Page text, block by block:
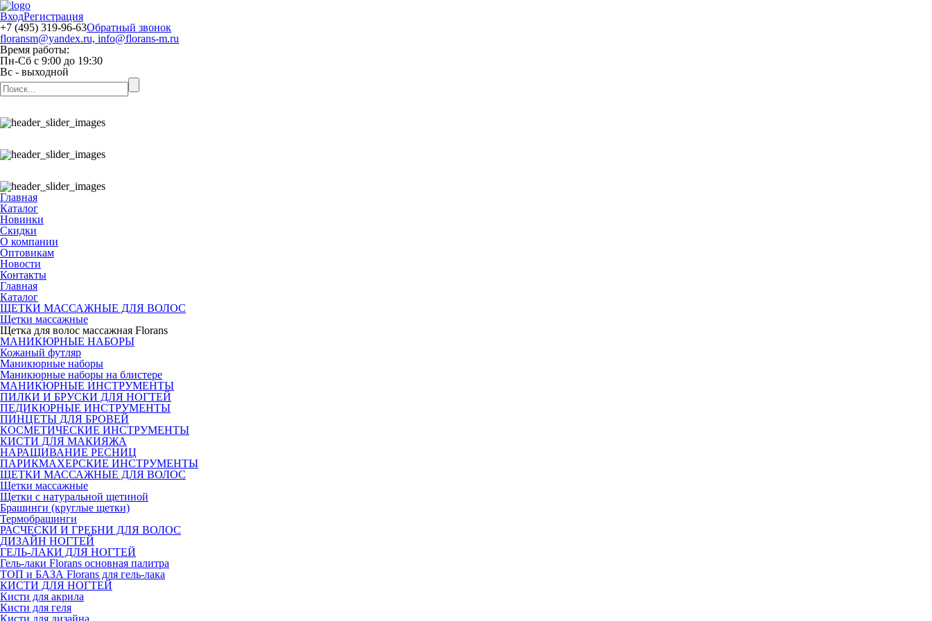
ВходРегистрация
+7 (495) 319-96-63Обратный звонок
floransm@yandex.ru, info@florans-m.ru
Время работы:
Пн-Сб с 9:00 до 19:30
Вс - выходной
Главная
Каталог
Новинки
Скидки
О компании
Оптовикам
Новости
Контакты
Главная
Каталог
ЩЕТКИ МАССАЖНЫЕ ДЛЯ ВОЛОС
Щетки массажные
Щетка для волос массажная Florans
МАНИКЮРНЫЕ НАБОРЫ
Кожаный футляр
Маникюрные наборы
Маникюрные наборы на блистере
МАНИКЮРНЫЕ ИНСТРУМЕНТЫ
ПИЛКИ И БРУСКИ ДЛЯ НОГТЕЙ
ПЕДИКЮРНЫЕ ИНСТРУМЕНТЫ
ПИНЦЕТЫ ДЛЯ БРОВЕЙ
КОСМЕТИЧЕСКИЕ ИНСТРУМЕНТЫ
КИСТИ ДЛЯ МАКИЯЖА
НАРАЩИВАНИЕ РЕСНИЦ
ПАРИКМАХЕРСКИЕ ИНСТРУМЕНТЫ
ЩЕТКИ МАССАЖНЫЕ ДЛЯ ВОЛОС
Щетки массажные
Щетки с натуральной щетиной
Брашинги (круглые щетки)
Термобрашинги
РАСЧЕСКИ И ГРЕБНИ ДЛЯ ВОЛОС
ДИЗАЙН НОГТЕЙ
ГЕЛЬ-ЛАКИ ДЛЯ НОГТЕЙ
Гель-лаки Florans основная палитра
ТОП и БАЗА Florans для гель-лака
КИСТИ ДЛЯ НОГТЕЙ
Кисти для акрила
Кисти для геля
Кисти для дизайна